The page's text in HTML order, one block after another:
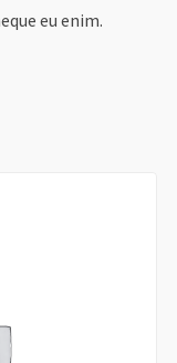
eu enim.